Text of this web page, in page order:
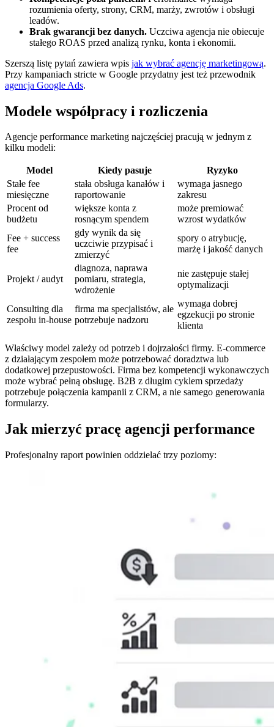
rozumienia oferty, strony, CRM, marży, zwrotów i obsługi
leadów.
Brak gwarancji bez danych. Uczciwa agencja nie obiecuje
stałego ROAS przed analizą rynku, konta i ekonomii.
Szerszą listę pytań zawiera wpis jak wybrać agencję marketingową.
Przy kampaniach stricte w Google przydatny jest też przewodnik
agencja Google Ads.
Modele współpracy i rozliczenia
Agencje performance marketing najczęściej pracują w jednym z
kilku modeli:
Model Kiedy pasuje
Ryzyko
Stałe fee
miesięczne
stała obsługa kanałów i
raportowanie
wymaga jasnego
zakresu
Procent od
budżetu
większe konta z
rosnącym spendem
może premiować
wzrost wydatków
Fee + success
fee
gdy wynik da się
uczciwie przypisać i
zmierzyć
spory o atrybucję,
marżę i jakość danych
Projekt / audyt
diagnoza, naprawa
pomiaru, strategia,
wdrożenie
nie zastępuje stałej
optymalizacji
Consulting dla
zespołu in-house
firma ma specjalistów, ale
potrzebuje nadzoru
wymaga dobrej
egzekucji po stronie
klienta
Właściwy model zależy od potrzeb i dojrzałości firmy. E-commerce
z działającym zespołem może potrzebować doradztwa lub
dodatkowej przepustowości. Firma bez kompetencji wykonawczych
może wybrać pełną obsługę. B2B z długim cyklem sprzedaży
potrzebuje połączenia kampanii z CRM, a nie samego generowania
formularzy.
Jak mierzyć pracę agencji performance
Profesjonalny raport powinien oddzielać trzy poziomy: